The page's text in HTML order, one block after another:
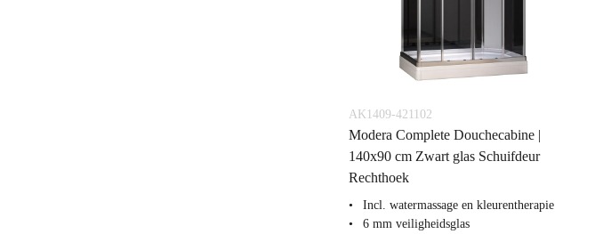
AK1409-421102
Modera Complete Douchecabine |
140x90 cm Zwart glas Schuifdeur
Rechthoek
Incl. watermassage en kleurentherapie
6 mm veiligheidsglas